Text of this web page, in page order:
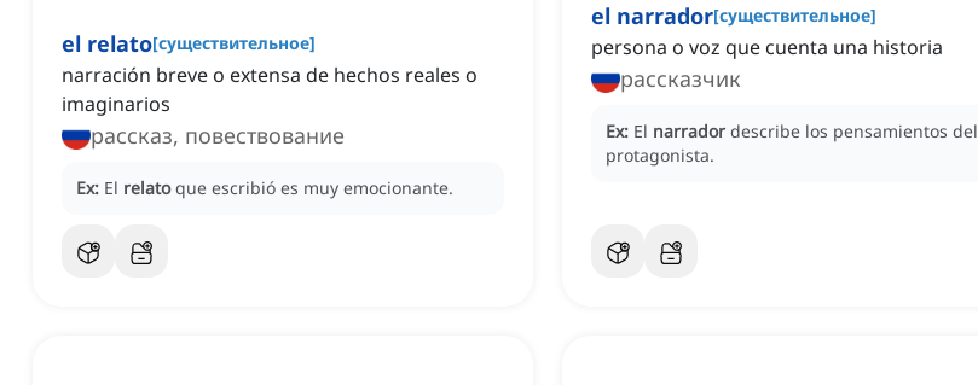
el relato[существительное]
narración breve o extensa de hechos reales o
imaginarios
рассказ, повествование
Ex: El relato que escribió es muy emocionante.
el narrador[существительное]
persona o voz que cuenta una historia
рассказчик
Ex: El narrador describe los pensamientos del
protagonista.